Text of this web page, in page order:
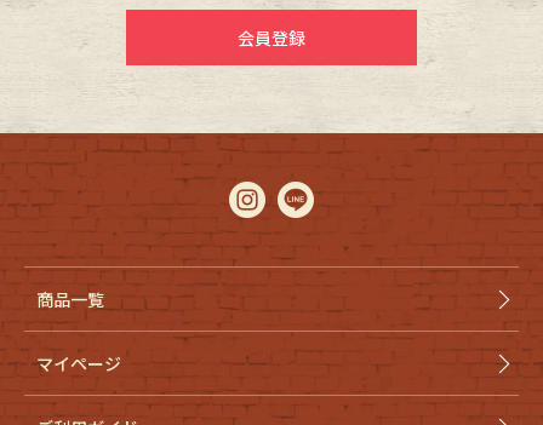
小物・アクセサリーから探す
Eye Wear
Stall・Scarf
Accessory
Belt antique goods
Keyring vintage bicycle
FAFATT
会員登録
商品一覧
マイページ